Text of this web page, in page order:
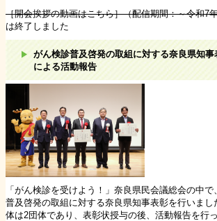
［開会挨拶の動画はこちら］（配信期間：～令和7
は終了しました
がん検診普及啓発の取組に対する奈良県知
による活動報告
「がん検診を受けよう！」奈良県民会議総会の中
普及啓発の取組に対する奈良県知事表彰を行いまし
体は2団体であり、表彰状授与の後、活動報告を行